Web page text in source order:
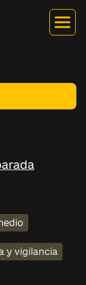
y vigilancia